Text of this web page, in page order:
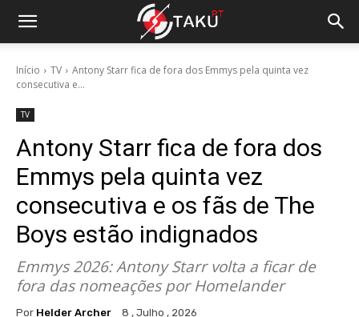
Início TV
Antony Starr fica de fora dos Emmys pela quinta vez
consecutiva e...
TV
Antony Starr fica de fora dos
Emmys pela quinta vez
consecutiva e os fãs de The
Boys estão indignados
Emmys 2026: Antony Starr volta a ficar de
fora das nomeações por Homelander
Por Helder Archer 8 , Julho , 2026